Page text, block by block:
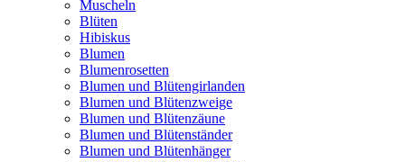
Muscheln
Blüten
Hibiskus
Blumen
Blumenrosetten
Blumen und Blütengirlanden
Blumen und Blütenzweige
Blumen und Blütenzäune
Blumen und Blütenständer
Blumen und Blütenhänger